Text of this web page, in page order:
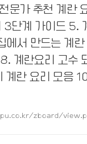
문가 추천 계란
3단계 가이드 5.
에서 만드는 계
계란요리 고수
계란 요리 모음
zboard/